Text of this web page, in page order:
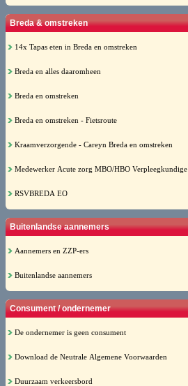
Breda & omstreken
14x Tapas eten in Breda en omstreken
Breda en alles daaromheen
Breda en omstreken
Breda en omstreken - Fietsroute
Kraamverzorgende - Careyn Breda en omstreken
Medewerker Acute zorg MBO/HBO Verpleegkundige
RSVBREDA EO
Buitenlandse aannemers
Aannemers en ZZP-ers
Buitenlandse aannemers
Consument / ondernemer
De ondernemer is geen consument
Download de Neutrale Algemene Voorwaarden
Duurzaam verkeersbord